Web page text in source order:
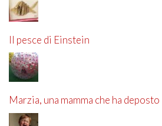
Il pesce di Einstein
Marzia, una mamma che ha